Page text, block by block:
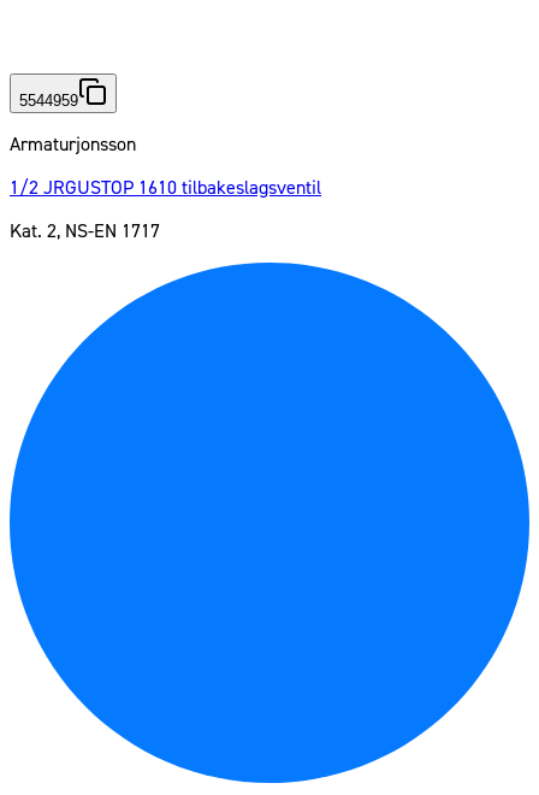
5544959
Armaturjonsson
1/2 JRGUSTOP 1610 tilbakeslagsventil
Kat. 2, NS-EN 1717